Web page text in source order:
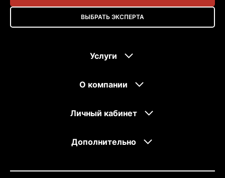
ВЫБРАТЬ ЭКСПЕРТА
Услуги
О компании
Личный кабинет
Дополнительно